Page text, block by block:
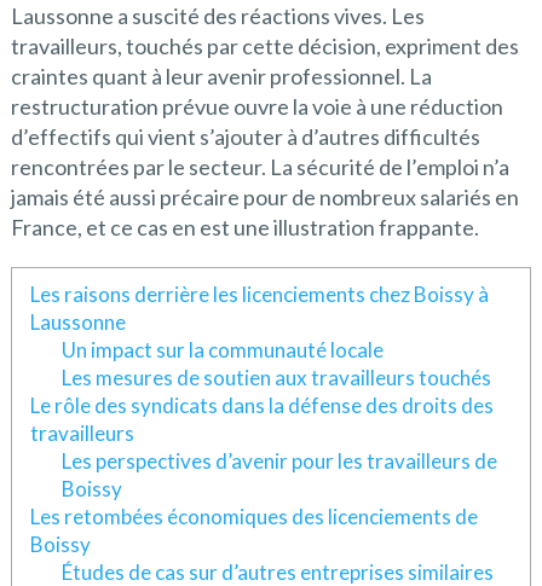
Laussonne a suscité des réactions vives. Les
travailleurs, touchés par cette décision, expriment des
craintes quant à leur avenir professionnel. La
restructuration prévue ouvre la voie à une réduction
d’effectifs qui vient s’ajouter à d’autres difficultés
rencontrées par le secteur. La sécurité de l’emploi n’a
jamais été aussi précaire pour de nombreux salariés en
France, et ce cas en est une illustration frappante.
Les raisons derrière les licenciements chez Boissy à
Laussonne
Un impact sur la communauté locale
Les mesures de soutien aux travailleurs touchés
Le rôle des syndicats dans la défense des droits des
travailleurs
Les perspectives d’avenir pour les travailleurs de
Boissy
Les retombées économiques des licenciements de
Boissy
Études de cas sur d’autres entreprises similaires